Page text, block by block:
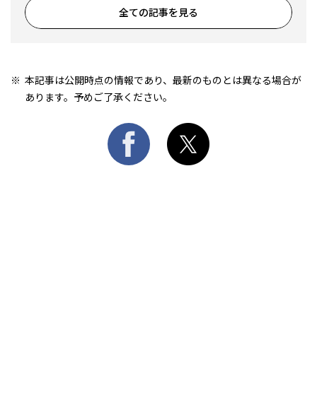
全ての記事を見る
本記事は公開時点の情報であり、最新のものとは異なる場合が
あります。予めご了承ください。